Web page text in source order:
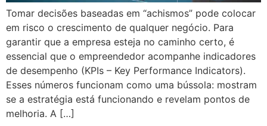
Tomar decisões baseadas em “achismos” pode colocar
em risco o crescimento de qualquer negócio. Para
garantir que a empresa esteja no caminho certo, é
essencial que o empreendedor acompanhe indicadores
de desempenho (KPIs – Key Performance Indicators).
Esses números funcionam como uma bússola: mostram
se a estratégia está funcionando e revelam pontos de
melhoria. A […]